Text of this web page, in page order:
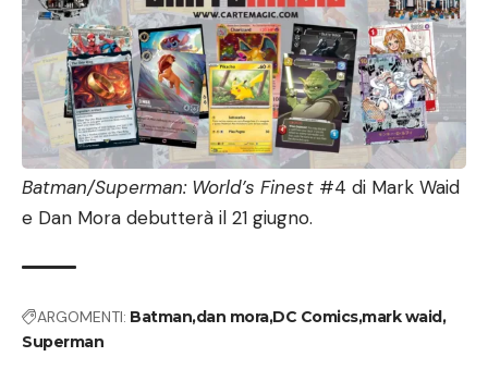
Batman/Superman: World’s Finest #4 di Mark Waid
e Dan Mora debutterà il 21 giugno.
ARGOMENTI: Batmandan moraDC Comicsmark waid
Superman